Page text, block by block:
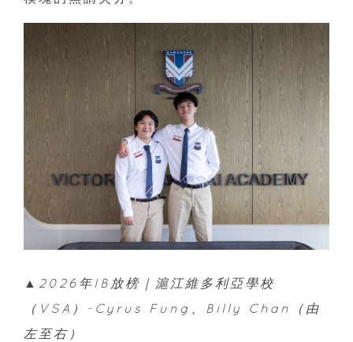
▲2026年IB放榜｜滬江維多利亞學校
（VSA）-Cyrus Fung、Billy Chan（由
左至右）